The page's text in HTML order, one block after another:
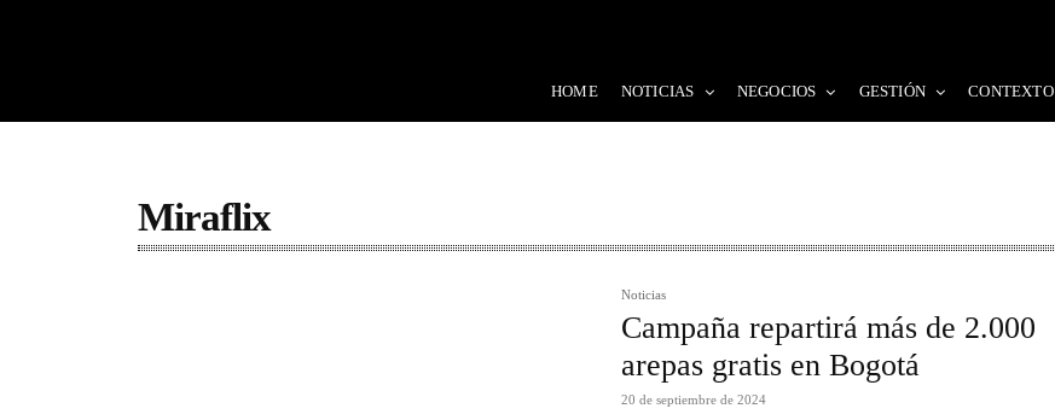
HOME NOTICIAS NEGOCIOS GESTIÓN CONTEXTO
Miraflix
Noticias
Campaña repartirá más de 2.000
arepas gratis en Bogotá
20 de septiembre de 2024